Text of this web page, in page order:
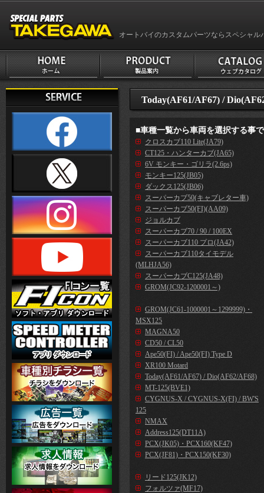
オートバイのカスタムパーツならスペシャル
Today(AF61/AF67) /
■車種一覧から車両を選択する事
クロスカブ110 Lite(JA79)
CT125・ハンターカブ(JA65)
6V モンキー・ゴリラ(2.6ps)
モンキー125(JB05)
ダックス125(JB06)
スーパーカブ50(キャブレター車)
スーパーカブ50(FI)(AA09)
ジョルカブ
スーパーカブ70 / 90 / 100EX
スーパーカブ110 プロ(JA42)
スーパーカブ110タイモデル
(MLHJA56)
スーパーカブC125(JA48)
GROM(JC92-1200001～)
GROM(JC61-1000001～1299999)・
MSX125
MAGNA50
CD50 / CL50
Ape50(FI) / Ape50(FI) Type D
XR100 Motard
Today(AF61/AF67) / Dio(AF62/AF68)
MT-125(BVE1)
CYGNUS-X / CYGNUS-X(FI) / BW'S
125
NMAX
Address125(DT11A)
PCX(JK05)・PCX160(KF47)
PCX(JF81)・PCX150(KF30)
リード125(JK12)
フォルツァ(MF17)